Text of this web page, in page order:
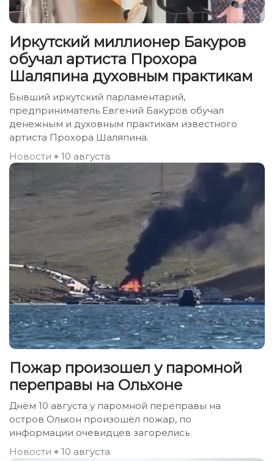
Иркутский миллионер Бакуров
обучал артиста Прохора
Шаляпина духовным практикам
Бывший иркутский парламентарий,
предприниматель Евгений Бакуров обучал
денежным и духовным практикам известного
артиста Прохора Шаляпина.
Новости
10 августа
Пожар произошел у паромной
переправы на Ольхоне
Днём 10 августа у паромной переправы на
остров Ольхон произошёл пожар, по
информации очевидцев загорелись
Новости
10 августа